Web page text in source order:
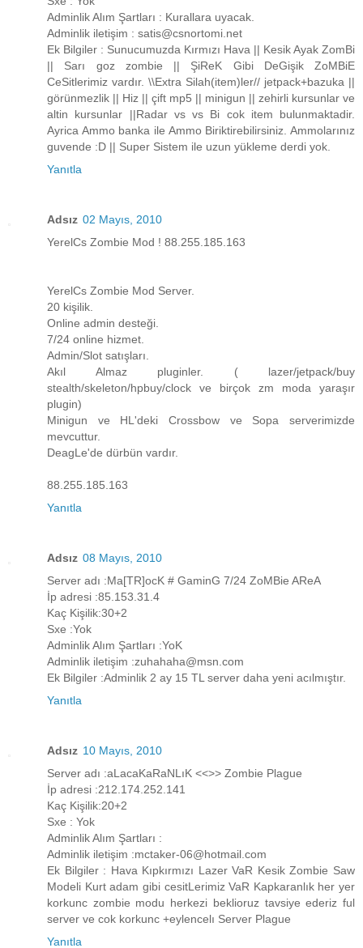
Adminlik Alım Şartları : Kurallara uyacak.
Adminlik iletişim : satis@csnortomi.net
Ek Bilgiler : Sunucumuzda Kırmızı Hava || Kesik Ayak ZomBi
|| Sarı goz zombie || ŞiReK Gibi DeGişik ZoMBiE
CeSitlerimiz vardır. \\Extra Silah(item)ler// jetpack+bazuka ||
görünmezlik || Hiz || çift mp5 || minigun || zehirli kursunlar ve
altin kursunlar ||Radar vs vs Bi cok item bulunmaktadir.
Ayrica Ammo banka ile Ammo Biriktirebilirsiniz. Ammolarınız
guvende :D || Super Sistem ile uzun yükleme derdi yok.
Yanıtla
Adsız 02 Mayıs, 2010
YerelCs Zombie Mod ! 88.255.185.163
YerelCs Zombie Mod Server.
20 kişilik.
Online admin desteği.
7/24 online hizmet.
Admin/Slot satışları.
Akıl Almaz pluginler. ( lazer/jetpack/buy
stealth/skeleton/hpbuy/clock ve birçok zm moda yaraşır
plugin)
Minigun ve HL'deki Crossbow ve Sopa serverimizde
mevcuttur.
DeagLe'de dürbün vardır.
88.255.185.163
Yanıtla
Adsız 08 Mayıs, 2010
Server adı :Ma[TR]ocK # GaminG 7/24 ZoMBie AReA
İp adresi :85.153.31.4
Kaç Kişilik:30+2
Sxe :Yok
Adminlik Alım Şartları :YoK
Adminlik iletişim :zuhahaha@msn.com
Ek Bilgiler :Adminlik 2 ay 15 TL server daha yeni acılmıştır.
Yanıtla
Adsız 10 Mayıs, 2010
Server adı :aLacaKaRaNLıK <<>> Zombie Plague
İp adresi :212.174.252.141
Kaç Kişilik:20+2
Sxe : Yok
Adminlik Alım Şartları :
Adminlik iletişim :mctaker-06@hotmail.com
Ek Bilgiler : Hava Kıpkırmızı Lazer VaR Kesik Zombie Saw
Modeli Kurt adam gibi cesitLerimiz VaR Kapkaranlık her yer
korkunc zombie modu herkezi beklioruz tavsiye ederiz ful
server ve cok korkunc +eylencelı Server Plague
Yanıtla